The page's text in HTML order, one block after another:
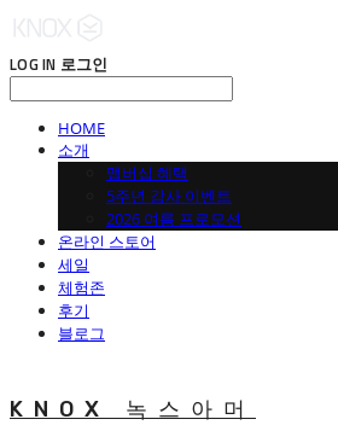
LOG IN 로그인
HOME
소개
맵버십 혜택
5주년 감사 이벤트
2026 여름 프로모션
온라인 스토어
세일
체험존
후기
블로그
KNOX 녹스아머